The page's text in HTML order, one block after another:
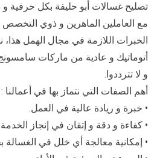
تصليح غسالات أبو حليفة بكل حرفية
مع العاملين الماهرين و ذوي التخصص
الخبرات اللازمة في مجال الهمل
أتوماتيك و عادية من ماركات
و لا تترددوا.
أهم الصفات التي نتماز بها في أعمالنا :
• خبرة و ريادة عالية في العمل.
• كفاءة و دقة و إتقان في إنجاز
• إمكانية معالجة أي خلل في الغسالة